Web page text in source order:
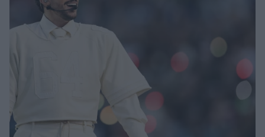
Ψυχολογία
Υγεία + Διατροφή
Fitness
Parenting
Working Girl